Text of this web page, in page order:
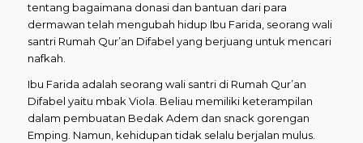
tentang bagaimana donasi dan bantuan dari para
dermawan telah mengubah hidup Ibu Farida, seorang wali
santri Rumah Qur’an Difabel yang berjuang untuk mencari
nafkah.
Ibu Farida adalah seorang wali santri di Rumah Qur’an
Difabel yaitu mbak Viola. Beliau memiliki keterampilan
dalam pembuatan Bedak Adem dan snack gorengan
Emping. Namun, kehidupan tidak selalu berjalan mulus.